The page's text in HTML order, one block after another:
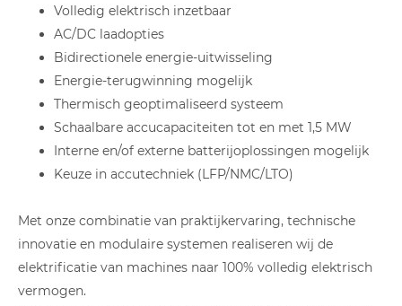
Volledig elektrisch inzetbaar
AC/DC laadopties
Bidirectionele energie-uitwisseling
Energie-terugwinning mogelijk
Thermisch geoptimaliseerd systeem
Schaalbare accucapaciteiten tot en met 1,5 MW
Interne en/of externe batterijoplossingen mogelijk
Keuze in accutechniek (LFP/NMC/LTO)
Met onze combinatie van praktijkervaring, technische
innovatie en modulaire systemen realiseren wij de
elektrificatie van machines naar 100% volledig elektrisch
vermogen.